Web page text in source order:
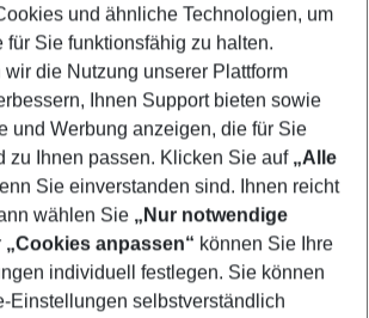
range
08/27 5-8 nights
No children
Show more filter
und ähnliche Technologien, um
für Sie funktionsfähig zu halten.
die Nutzung unserer Plattform
Ihnen Support bieten sowie
und Werbung anzeigen, die für Sie
zu Ihnen passen. Klicken Sie auf „Alle
Sie einverstanden sind. Ihnen reicht
wählen Sie „Nur notwendige
„Cookies anpassen“ können Sie Ihre
individuell festlegen. Sie können
Einstellungen selbstverständlich